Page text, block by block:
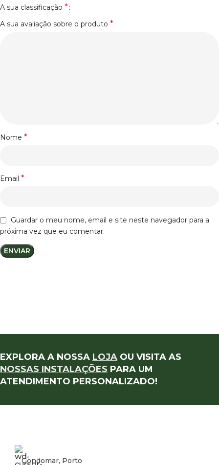
A sua classificação *
A sua avaliação sobre o produto *
Nome *
Email *
Guardar o meu nome, email e site neste navegador para a
próxima vez que eu comentar.
EXPLORA A NOSSA LOJA OU VISITA AS
NOSSAS INSTALAÇÕES PARA UM
ATENDIMENTO PERSONALIZADO!
Gondomar, Porto